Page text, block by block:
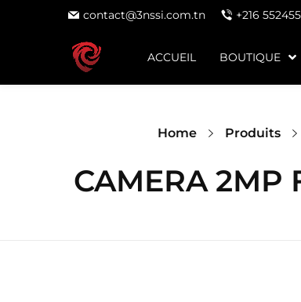
contact@3nssi.com.tn +216
ACCUEIL BOUTIQUE
Home Produits
CAMERA